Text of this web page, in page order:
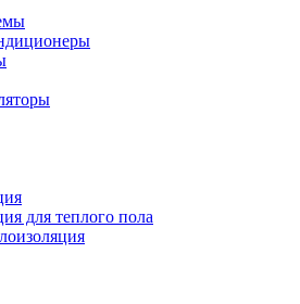
для теплого пола